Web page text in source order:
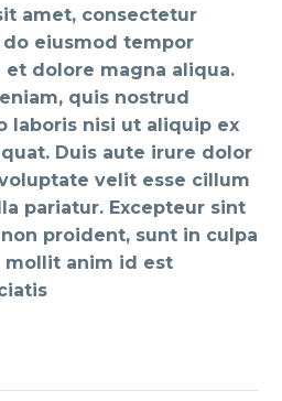
amet, consectetur
eiusmod tempor
dolore magna aliqua.
quis nostrud
laboris nisi ut aliquip ex
Duis aute irure dolor
velit esse cillum
pariatur. Excepteur sint
proident, sunt in culpa
anim id est